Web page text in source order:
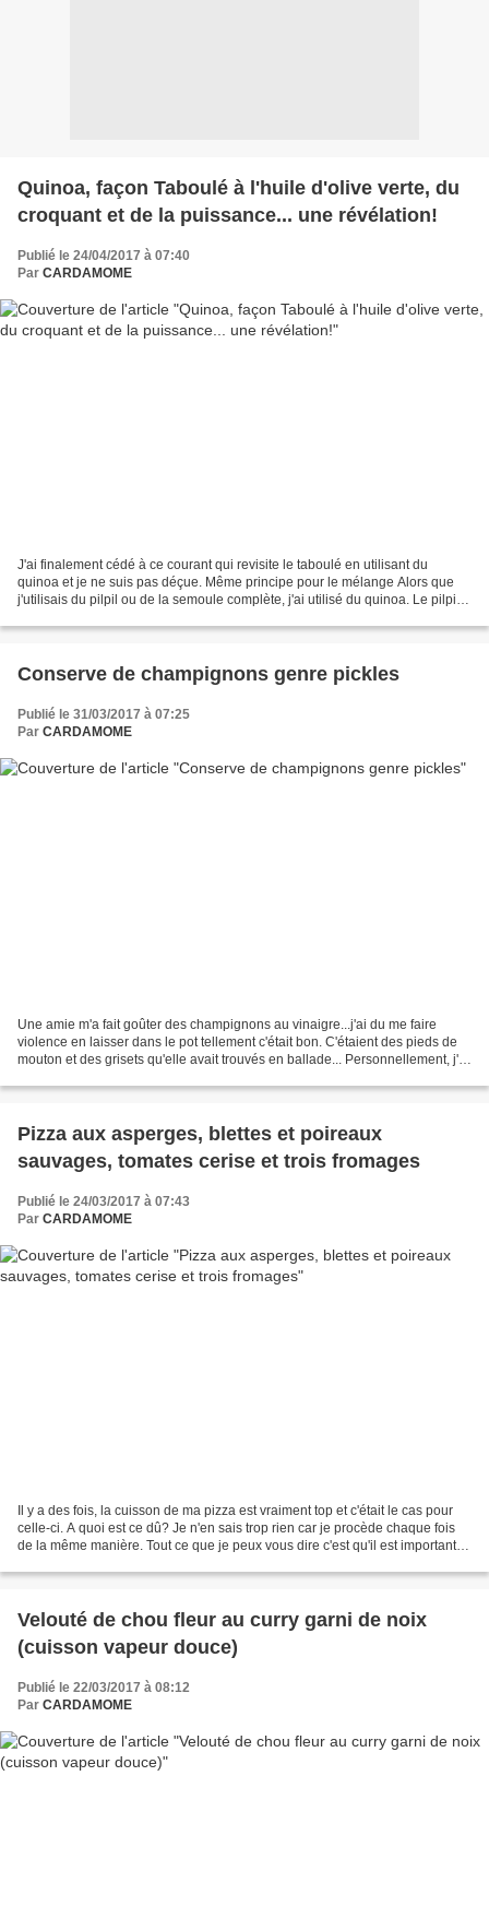
Quinoa, façon Taboulé à l'huile d'olive verte, du
croquant et de la puissance... une révélation!
Publié le 24/04/2017 à 07:40
Par CARDAMOME
J'ai finalement cédé à ce courant qui revisite le taboulé en utilisant du
quinoa et je ne suis pas déçue. Même principe pour le mélange Alors que
j'utilisais du pilpil ou de la semoule complète, j'ai utilisé du quinoa. Le pilpil
Conserve de champignons genre pickles
Publié le 31/03/2017 à 07:25
Par CARDAMOME
Une amie m'a fait goûter des champignons au vinaigre...j'ai du me faire
violence en laisser dans le pot tellement c'était bon. C'étaient des pieds de
mouton et des grisets qu'elle avait trouvés en ballade... Personnellement, j'ai
Pizza aux asperges, blettes et poireaux
sauvages, tomates cerise et trois fromages
Publié le 24/03/2017 à 07:43
Par CARDAMOME
Il y a des fois, la cuisson de ma pizza est vraiment top et c'était le cas pour
celle-ci. A quoi est ce dû? Je n'en sais trop rien car je procède chaque fois
de la même manière. Tout ce que je peux vous dire c'est qu'il est important
Velouté de chou fleur au curry garni de noix
(cuisson vapeur douce)
Publié le 22/03/2017 à 08:12
Par CARDAMOME